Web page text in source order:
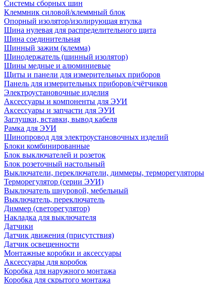
Системы сборных шин
Клеммник силовой/клеммный блок
Опорный изолятор/изолирующая втулка
Шина нулевая для распределительного щита
Шина соединительная
Шинный зажим (клемма)
Шинодержатель (шинный изолятор)
Шины медные и алюминиевые
Щиты и панели для измерительных приборов
Панель для измерительных приборов/счётчиков
Электроустановочные изделия
Аксессуары и компоненты для ЭУИ
Аксессуары и запчасти для ЭУИ
Заглушки, вставки, вывод кабеля
Рамка для ЭУИ
Шинопровод для электроустановочных изделий
Блоки комбинированные
Блок выключателей и розеток
Блок розеточный настольный
Выключатели, переключатели, диммеры, терморегуляторы
Терморегулятор (серии ЭУИ)
Выключатель шнуровой, мебельный
Выключатель, переключатель
Диммер (светорегулятор)
Накладка для выключателя
Датчики
Датчик движения (присутствия)
Датчик освещенности
Монтажные коробки и аксессуары
Аксессуары для коробок
Коробка для наружного монтажа
Коробка для скрытого монтажа